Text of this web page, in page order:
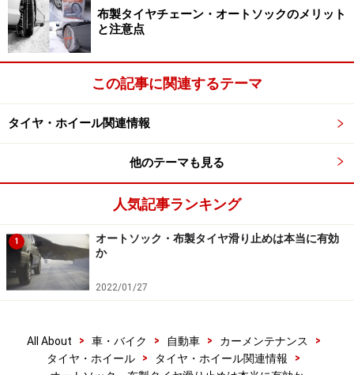
こうした原理を聞いても、分かったような分からないよ
うな感じかもしれませんので、百分は一見にしかず、と
いうことで、実際に走ってみてその効果を試してみま
す。実はこれまでにもオートソックの使用レポートのよ
うなものは見たことがあったのですが、個人的にちょっ
と納得がいかなかったのが、ノーマルタイヤとオートソ
ック装着状態を比較していた点です。
ノーマルタイヤでは滑って走れなかった雪道も、オート
ソックを履いたら走れるようになった……それは当然でし
ょう。そのグリップ力がどの程度のものなのか、もう少
し参考になる指針があればと思い、今回はあえてスタッ
ドレスを装着したクルマで、テストを行ってみました。
も見られる状態という結構ありがちなシチュエーション
です。
布製タイヤチェーン・オートソックのメリット
と注意点
この記事に関連するテーマ
タイヤ・ホイール関連情報
他のテーマも見る
人気記事ランキング
1
オートソック・布製タイヤ滑り止めは本当に有効
か
2022/01/27
All About > 車・バイク > 自動車 > カーメンテナンス
>
タイヤ・ホイール
> タイヤ・ホイール関連情報
>